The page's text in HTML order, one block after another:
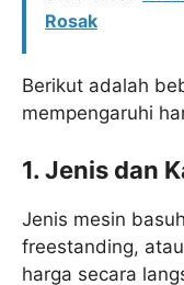
Rosak
Berikut adalah
mempengaruhi
1. Jenis dan
Jenis mesin
freestanding,
harga secara